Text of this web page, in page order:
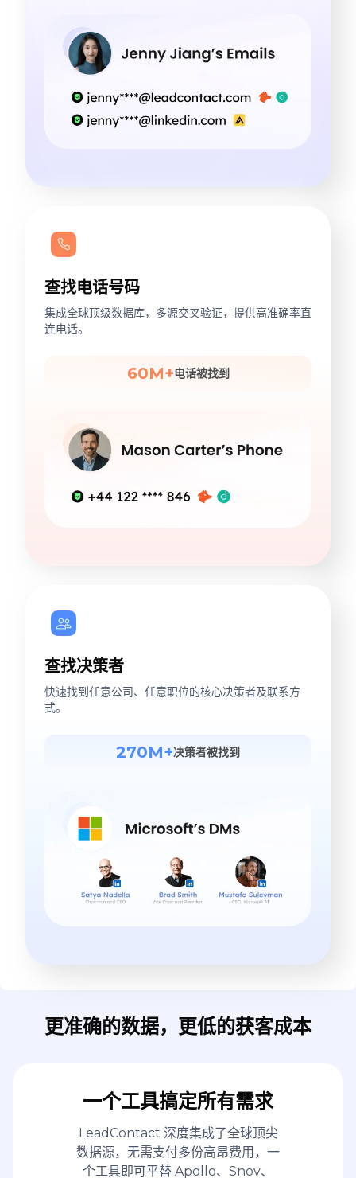
查找电话号码
集成全球顶级数据库，多源交叉验证，提供高准确率直
连电话。
60M+电话被找到
查找决策者
快速找到任意公司、任意职位的核心决策者及联系方
式。
270M+决策者被找到
更准确的数据，更低的获客成本
一个工具搞定所有需求
LeadContact 深度集成了全球顶尖
数据源，无需支付多份高昂费用，一
个工具即可平替 Apollo、Snov、